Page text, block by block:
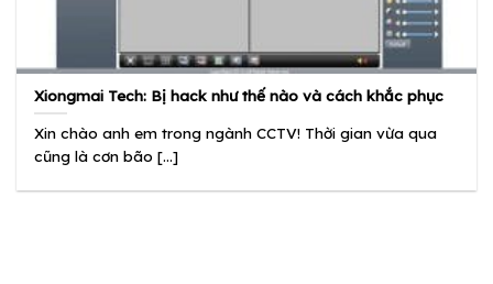
Xiongmai Tech: Bị hack như thế nào và cách khắc phục
Xin chào anh em trong ngành CCTV! Thời gian vừa qua
cũng là cơn bão [...]